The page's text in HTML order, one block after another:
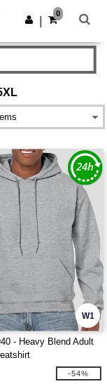
Pobierz app
0
W1
- Heavy Blend Adult
-54%